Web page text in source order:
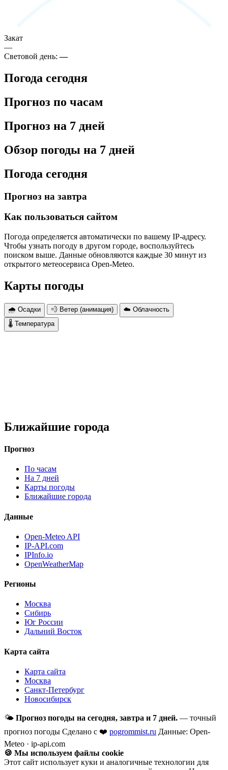
Закат
—
Световой день:—
Погода сегодня
Прогноз по часам
Прогноз на 7 дней
Обзор погоды на 7 дней
Погода сегодня
Прогноз на завтра
Как пользоваться сайтом
Погода определяется автоматически по вашему IP-адресу.
Чтобы узнать погоду в другом городе, воспользуйтесь
поиском выше. Данные обновляются каждые 30 минут из
открытого метеосервиса Open-Meteo.
Карты погоды
🌧 Осадки 💨 Ветер (анимация)
☁️ Облачность
🌡 Температура
Ближайшие города
Прогноз
По часам
На 7 дней
Карты погоды
Ближайшие города
Данные
Open-Meteo API
IP-API.com
IPInfo.io
OpenWeatherMap
Регионы
Москва
Сибирь
Юг России
Дальний Восток
Карта сайта
Карта сайта
Москва
Санкт-Петербург
Новосибирск
🌤 Прогноз погоды на сегодня, завтра и 7 дней. — точный
прогноз погоды Сделано с ❤️ pogrommist.ru Данные: Open-
Meteo · ip-api.com
🍪 Мы используем файлы cookie
Этот сайт использует куки и аналогичные технологии для